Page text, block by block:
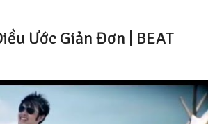
Ước Giản Đơn | BEAT